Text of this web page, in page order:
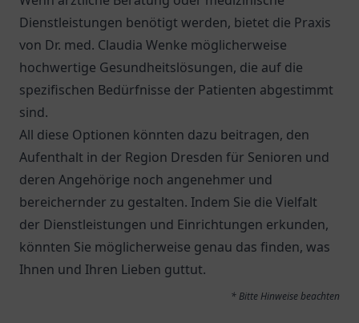
Dienstleistungen benötigt werden, bietet die Praxis
von Dr. med. Claudia Wenke möglicherweise
hochwertige Gesundheitslösungen, die auf die
spezifischen Bedürfnisse der Patienten abgestimmt
sind.
All diese Optionen könnten dazu beitragen, den
Aufenthalt in der Region Dresden für Senioren und
deren Angehörige noch angenehmer und
bereichernder zu gestalten. Indem Sie die Vielfalt
der Dienstleistungen und Einrichtungen erkunden,
könnten Sie möglicherweise genau das finden, was
Ihnen und Ihren Lieben guttut.
* Bitte Hinweise beachten